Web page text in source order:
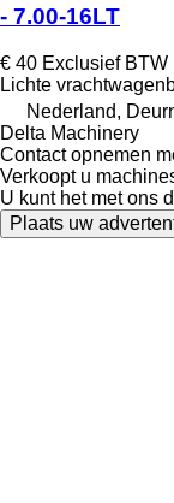
- 7.00-16LT
€ 40 Exclusief BTW
Lichte
Nederland,
Delta Machinery
Contact opnemen
Verkoopt u
U kunt het met ons
Plaats uw